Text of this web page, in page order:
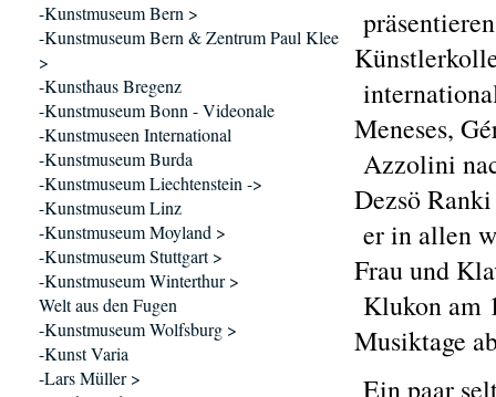
Meneses,
Azzolini
Dezsö
er in allen
Frau und
Klukon am
Musiktage
Ein paar
-Kunstmuseum Bern >
-Kunstmuseum Bern & Zentrum Paul Klee
>
-Kunsthaus Bregenz
-Kunstmuseum Bonn - Videonale
-Kunstmuseen International
-Kunstmuseum Burda
-Kunstmuseum Liechtenstein ->
-Kunstmuseum Linz
-Kunstmuseum Moyland >
-Kunstmuseum Stuttgart >
-Kunstmuseum Winterthur >
Welt aus den Fugen
-Kunstmuseum Wolfsburg >
-Kunst Varia
-Lars Müller >